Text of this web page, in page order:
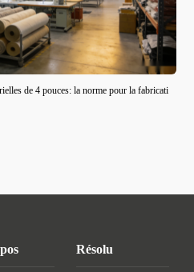
de 4 pouces: la norme pour la fabricati
Résolu